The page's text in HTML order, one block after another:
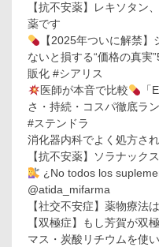
【抗不安薬】レキソタン
薬です
【2025年ついに解禁】
ないと損する“価格の真実
販化 #シアリス
医師が本音で比較
さ・持続・コスパ徹底ラ
#ステンドラ
消化器内科でよく処方さ
【抗不安薬】ソラナック
¿No todos los
@atida_mifarma
【社交不安症】薬物療法
【双極症】もし芳賀が双
マス・炭酸リチウムを使